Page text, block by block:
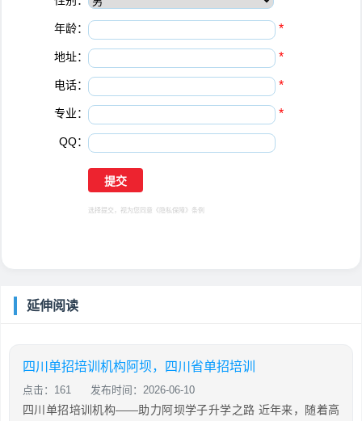
年龄： *
地址： *
电话： *
专业： *
QQ：
选择提交，视为您同意 《隐私保障》 条例
延伸阅读
四川单招培训机构阿坝，四川省单招培训
点击：161 发布时间：2026-06-10
四川单招培训机构——助力阿坝学子升学之路 近年来，随着高